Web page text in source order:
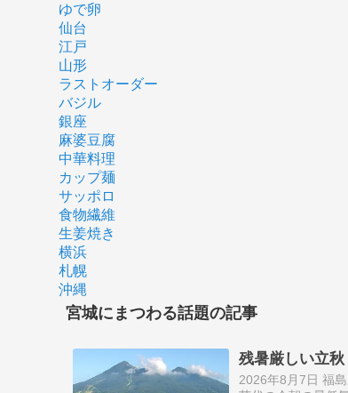
ゆで卵
仙台
江戸
山形
ラストオーダー
バジル
銀座
麻婆豆腐
中華料理
カップ麺
サッポロ
食物繊維
生姜焼き
横浜
札幌
沖縄
宮城にまつわる話題の記事
残暑厳しい立
2026年8月7日 福